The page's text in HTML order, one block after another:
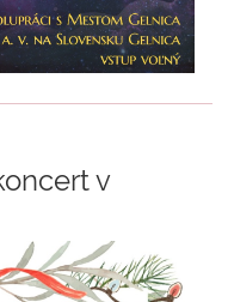
v